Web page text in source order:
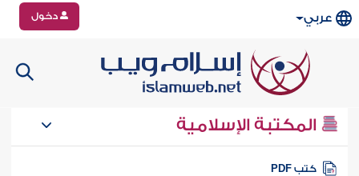
عربي دخول
المكتبة الإسلامية